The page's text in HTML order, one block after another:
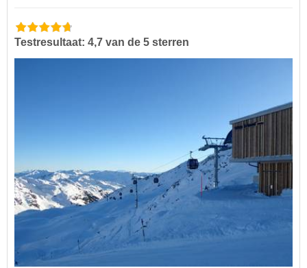
Testresultaat: 4,7 van de 5 sterren